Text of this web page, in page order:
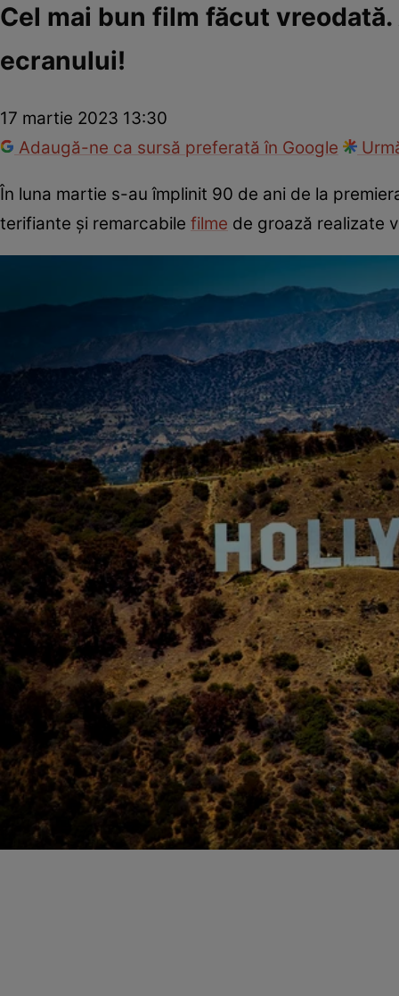
Cel mai bun film făcut
ecranului!
17 martie 2023 13:30
Adaugă-ne ca sursă preferată în Google
În luna martie s-au împlinit 90 de ani de la
terifiante și remarcabile filme de groază realizate